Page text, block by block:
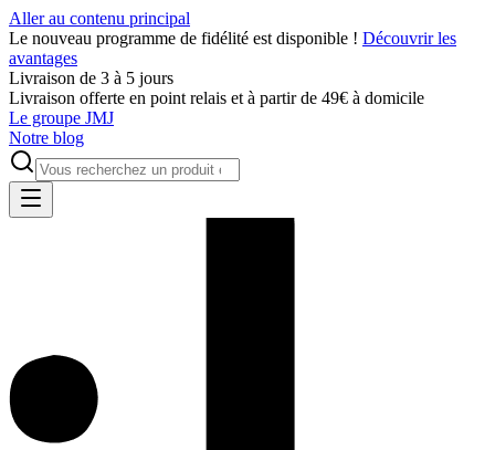
Aller au contenu principal
Le nouveau programme de fidélité est disponible ! Découvrir les
avantages
Livraison de 3 à 5 jours
Livraison offerte en point relais et à partir de 49€ à domicile
Le groupe JMJ
Notre blog